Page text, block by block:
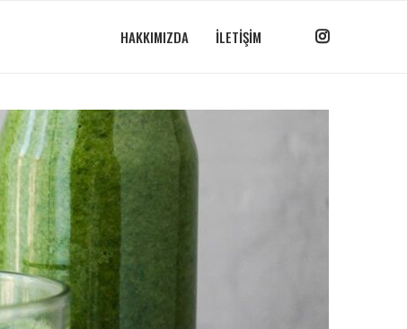
HAKKIMIZDA İLETIŞIM